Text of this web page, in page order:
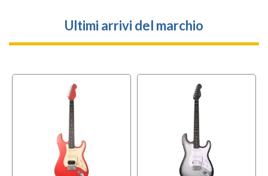
Ultimi arrivi del marchio